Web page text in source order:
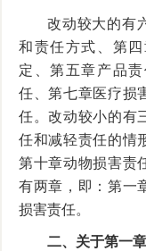
改动较大的有
和责任方式、第
定、第五章产品
任、第七章医疗损
任。改动较小的有
任和减轻责任的情
第十章动物损害责
有两章，即：第一
损害责任。
二、关于第一